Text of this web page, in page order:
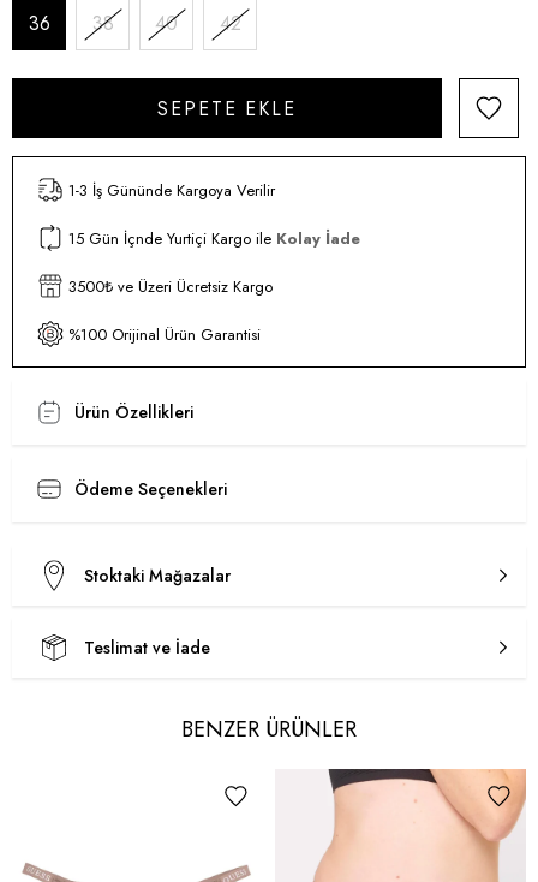
36
38 40 42
1-3 İş Gününde Kargoya Verilir
15 Gün İçnde Yurtiçi Kargo ile Kolay İade
3500₺ ve Üzeri Ücretsiz Kargo
%100 Orijinal Ürün Garantisi
Ürün Özellikleri
Ödeme Seçenekleri
Stoktaki Mağazalar
Teslimat ve İade
BENZER ÜRÜNLER